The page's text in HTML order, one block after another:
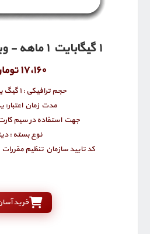
1 گیگابایت 1 ماهه - ویژه اعتباری ها
17٬160 تومان
حجم ترافیکی : 1 گیگ بین الملل
مدت زمان اعتبار:
جهت استفاده در سیم
نوع بسته :
کد تایید سازمان تنظیم مقررات :
خرید